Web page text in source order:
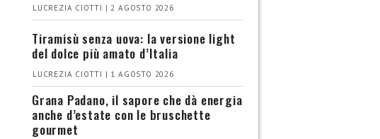
LUCREZIA CIOTTI | 2 AGOSTO 2026
Tiramisù senza uova: la versione light
del dolce più amato d’Italia
LUCREZIA CIOTTI | 1 AGOSTO 2026
Grana Padano, il sapore che dà energia
anche d’estate con le bruschette
gourmet